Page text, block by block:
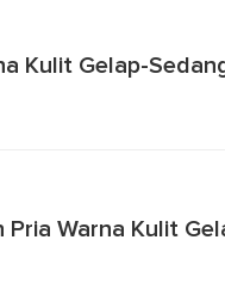
Kulit Gelap-
Warna Kulit